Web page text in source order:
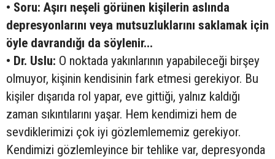
• Soru: Aşırı neşeli görünen kişilerin aslında
depresyonlarını veya mutsuzluklarını saklamak için
öyle davrandığı da söylenir...
• Dr. Uslu: O noktada yakınlarının yapabileceği birşey
olmuyor, kişinin kendisinin fark etmesi gerekiyor. Bu
kişiler dışarıda rol yapar, eve gittiği, yalnız kaldığı
zaman sıkıntılarını yaşar. Hem kendimizi hem de
sevdiklerimizi çok iyi gözlemlememiz gerekiyor.
Kendimizi gözlemleyince bir tehlike var, depresyonda